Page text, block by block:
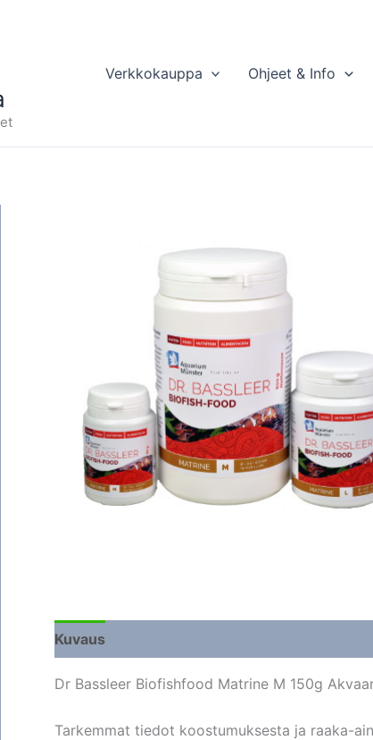
Verkkokauppa Ohjeet & Info
Kuvaus
Dr Bassleer Biofishfood Matrine M 150g
Tarkemmat tiedot koostumuksesta ja raaka-